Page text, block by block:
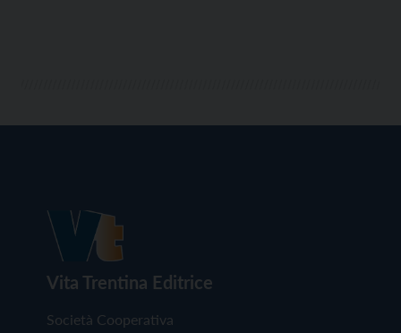
Vita Trentina Editrice
Società Cooperativa